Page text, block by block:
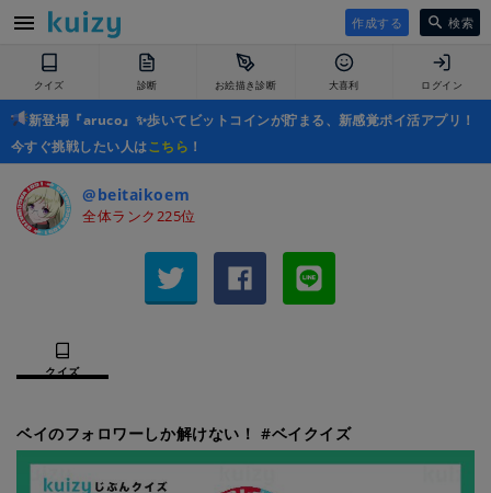
作成する 検索
クイズ 診断 お絵描き診断 大喜利 ログイン
新登場『aruco』✨歩いてビットコインが貯まる、新感覚ポイ活アプリ！
今すぐ挑戦したい人はこちら ！
@beitaikoem
全体ランク225位
クイズ
ベイのフォロワーしか解けない！ #ベイクイズ